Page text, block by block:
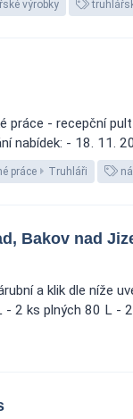
výrobky
- recepční
nabídek: - 18. 11.
práce Truhláři
Bakov nad
a klik dle níže
2 ks plných 80 L -